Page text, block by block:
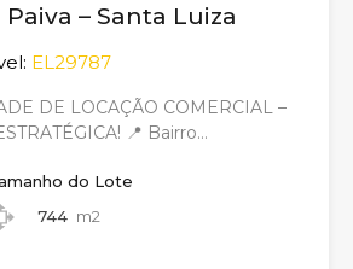
– Santa Luiza
EL29787
DE LOCAÇÃO COMERCIAL –
📍 Bairro…
do Lote
744 m2